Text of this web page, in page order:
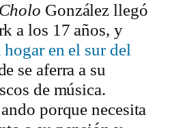
Cholo González llegó
a los 17 años, y
hogar en el sur del
se aferra a su
de música.
porque necesita